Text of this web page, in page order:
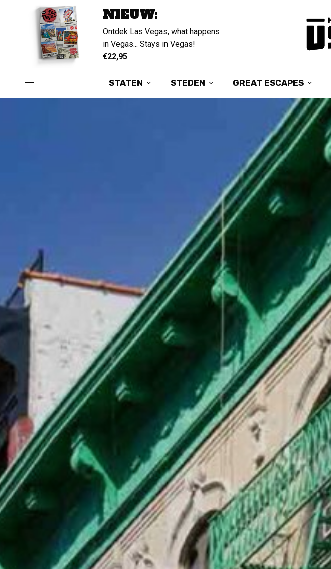
NIEUW:
Ontdek Las Vegas, what happens
in Vegas... Stays in Vegas!
€22,95
STATEN STEDEN GREAT ESCAPES